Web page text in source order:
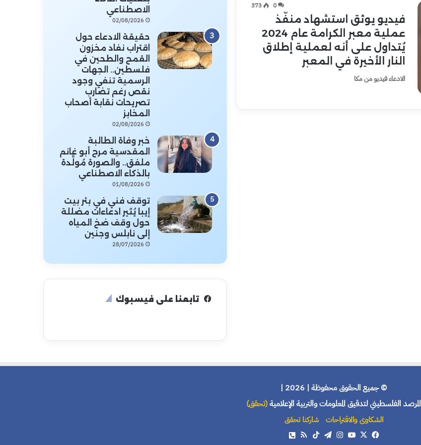
0
373
فيديو يوثق استشهاد منفّذ
عملية معبر الكرامة عام 2024
يُتداول على أنه لعملية إطلاق
النار الأخيرة في المعبر
الادعاء فيديو من مكا
الاصطناعي
02/08/2026
حقيقة الادعاء حول
اقتراب نفاد مخزون
القمح والطحين في
فلسطين.. الجهات
الرسمية تنفي وجود
نقص رغم تضارب
تصريحات نقابة أصحاب
المخابز
02/08/2026
خبر وفاة الطالبة
المقدسية مرح أبو غانم
ملفق.. والصورة مُولَّدة
بالذكاء الاصطناعي
01/08/2026
توقف فني في بئر بيت
إيبا يُثير ادعاءات مضللة
حول وقف ضخ المياه
إلى نابلس وجنين
28/07/2026
تابعنا على فيسبوك
© جميع الحقوق محفوظة | 2026 |
المرصد الفلسطيني لتدقيق المعلومات والتربية الإعلامية(تحقق)
الشكاوى والاقتراحات
شاركنا تحقق
فيسبوك
X يوتيوبانستقرامتيلقرام‫TikTokملخص